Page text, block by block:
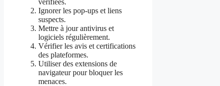
Ignorer les pop-ups et liens
suspects.
Mettre à jour antivirus et
logiciels régulièrement.
Vérifier les avis et certifications
des plateformes.
Utiliser des extensions de
navigateur pour bloquer les
menaces.